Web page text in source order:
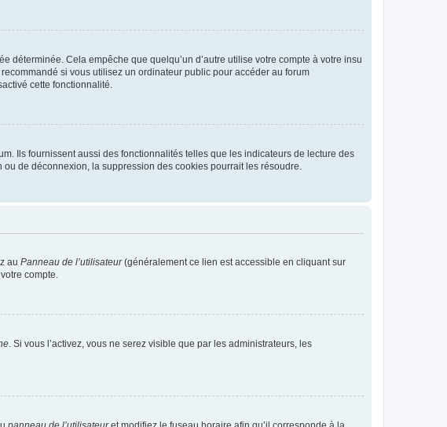
déterminée. Cela empêche que quelqu’un d’autre utilise votre compte à votre insu
recommandé si vous utilisez un ordinateur public pour accéder au forum
cette fonctionnalité.
Ils fournissent aussi des fonctionnalités telles que les indicateurs de lecture des
de déconnexion, la suppression des cookies pourrait les résoudre.
au Panneau de l’utilisateur(généralement ce lien est accessible en cliquant sur
compte.
. Si vous l’activez, vous ne serez visible que par les administrateurs, les